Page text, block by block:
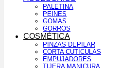
PALETINA
PEINES
GOMAS
GORROS
COSMÉTICA
PINZAS DEPILAR
CORTA CUTÍCULAS
EMPUJADORES
TIJERA MANICURA